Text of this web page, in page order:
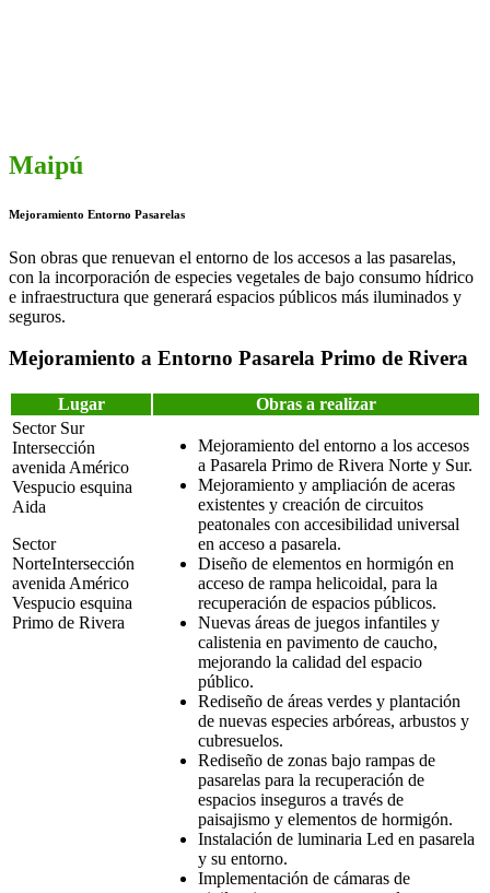
Maipú
Mejoramiento Entorno Pasarelas
Son obras que renuevan el entorno de los accesos a las pasarelas,
con la incorporación de especies vegetales de bajo consumo hídrico
e infraestructura que generará espacios públicos más iluminados y
seguros.
Mejoramiento a Entorno Pasarela Primo de Rivera
Lugar
Obras a realizar
Sector Sur
Intersección
avenida Américo
Vespucio esquina
Aida
Sector
NorteIntersección
avenida Américo
Vespucio esquina
Primo de Rivera
Mejoramiento del entorno a los accesos
a Pasarela Primo de Rivera Norte y Sur.
Mejoramiento y ampliación de aceras
existentes y creación de circuitos
peatonales con accesibilidad universal
en acceso a pasarela.
Diseño de elementos en hormigón en
acceso de rampa helicoidal, para la
recuperación de espacios públicos.
Nuevas áreas de juegos infantiles y
calistenia en pavimento de caucho,
mejorando la calidad del espacio
público.
Rediseño de áreas verdes y plantación
de nuevas especies arbóreas, arbustos y
cubresuelos.
Rediseño de zonas bajo rampas de
pasarelas para la recuperación de
espacios inseguros a través de
paisajismo y elementos de hormigón.
Instalación de luminaria Led en pasarela
y su entorno.
Implementación de cámaras de